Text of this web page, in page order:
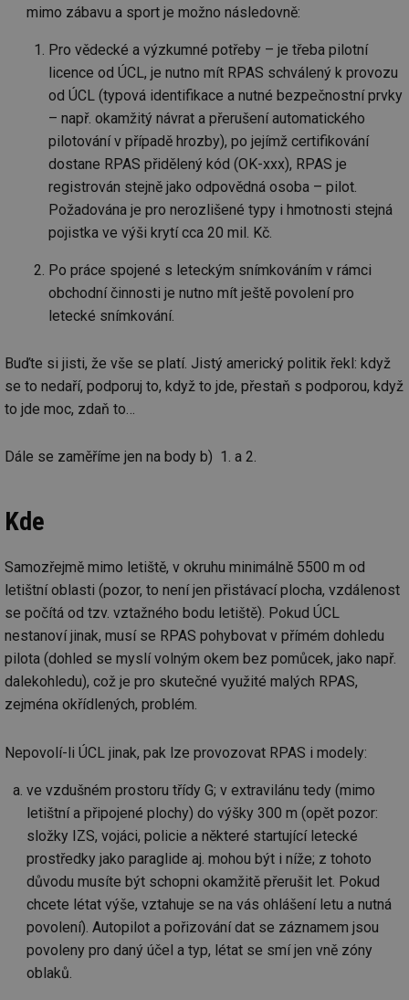
mimo zábavu a sport je možno následovně:
Pro vědecké a výzkumné potřeby – je třeba pilotní
licence od ÚCL, je nutno mít RPAS schválený k provozu
od ÚCL (typová identifikace a nutné bezpečnostní prvky
– např. okamžitý návrat a přerušení automatického
pilotování v případě hrozby), po jejímž certifikování
dostane RPAS přidělený kód (OK-xxx), RPAS je
registrován stejně jako odpovědná osoba – pilot.
Požadována je pro nerozlišené typy i hmotnosti stejná
pojistka ve výši krytí cca 20 mil. Kč.
Po práce spojené s leteckým snímkováním v rámci
obchodní činnosti je nutno mít ještě povolení pro
letecké snímkování.
Buďte si jisti, že vše se platí. Jistý americký politik řekl: když
se to nedaří, podporuj to, když to jde, přestaň s podporou, když
to jde moc, zdaň to…
Dále se zaměříme jen na body b) 1. a 2.
Kde
Samozřejmě mimo letiště, v okruhu minimálně 5500 m od
letištní oblasti (pozor, to není jen přistávací plocha, vzdálenost
se počítá od tzv. vztažného bodu letiště). Pokud ÚCL
nestanoví jinak, musí se RPAS pohybovat v přímém dohledu
pilota (dohled se myslí volným okem bez pomůcek, jako např.
dalekohledu), což je pro skutečné využité malých RPAS,
zejména okřídlených, problém.
Nepovolí-li ÚCL jinak, pak lze provozovat RPAS i modely:
ve vzdušném prostoru třídy G; v extravilánu tedy (mimo
letištní a připojené plochy) do výšky 300 m (opět pozor:
složky IZS, vojáci, policie a některé startující letecké
prostředky jako paraglide aj. mohou být i níže; z tohoto
důvodu musíte být schopni okamžitě přerušit let. Pokud
chcete létat výše, vztahuje se na vás ohlášení letu a nutná
povolení). Autopilot a pořizování dat se záznamem jsou
povoleny pro daný účel a typ, létat se smí jen vně zóny
oblaků.